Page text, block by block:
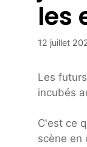
les
12 juillet
Les
incubés
C'est ce
scène en